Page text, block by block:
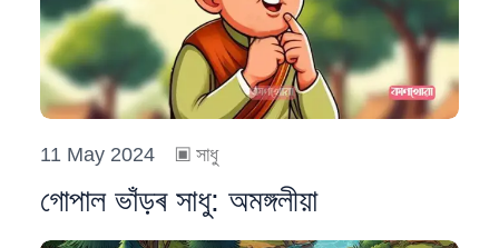
11 May 2024 ▣ সাধু
গোপাল ভাঁড়ৰ সাধু: অমঙ্গলীয়া